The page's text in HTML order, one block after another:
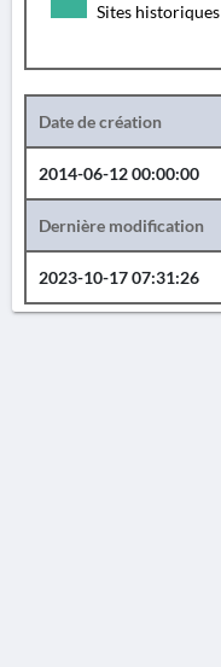
Sites historiques
Date de création
2014-06-12 00:00:00
Dernière modification
2023-10-17 07:31:26